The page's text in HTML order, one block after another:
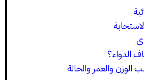
الدواء؟
والعمر والحالة